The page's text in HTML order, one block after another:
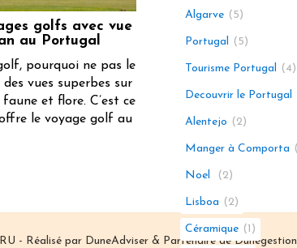
golfs avec vue
au Portugal
pourquoi ne pas le
vues superbes sur
faune et flore. C’est ce
le voyage golf au
Algarve 5
Portugal 5
Tourisme Portugal 4
Decouvrir le Portugal
Alentejo 2
Manger à Comporta
Noel 2
Lisboa 2
Céramique 1
RU - Réalisé par DuneAdviser & Partenaire deDunegestion